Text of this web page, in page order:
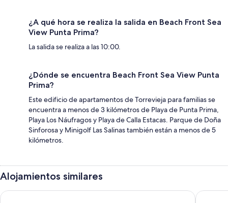
¿A qué hora se realiza la salida en Beach Front Sea
View Punta Prima?
La salida se realiza a las 10:00.
¿Dónde se encuentra Beach Front Sea View Punta
Prima?
Este edificio de apartamentos de Torrevieja para familias se
encuentra a menos de 3 kilómetros de Playa de Punta Prima,
Playa Los Náufragos y Playa de Calla Estacas. Parque de Doña
Sinforosa y Minigolf Las Salinas también están a menos de 5
kilómetros.
Alojamientos similares
Hotel Tuto VITA